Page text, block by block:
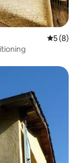
5 (8)